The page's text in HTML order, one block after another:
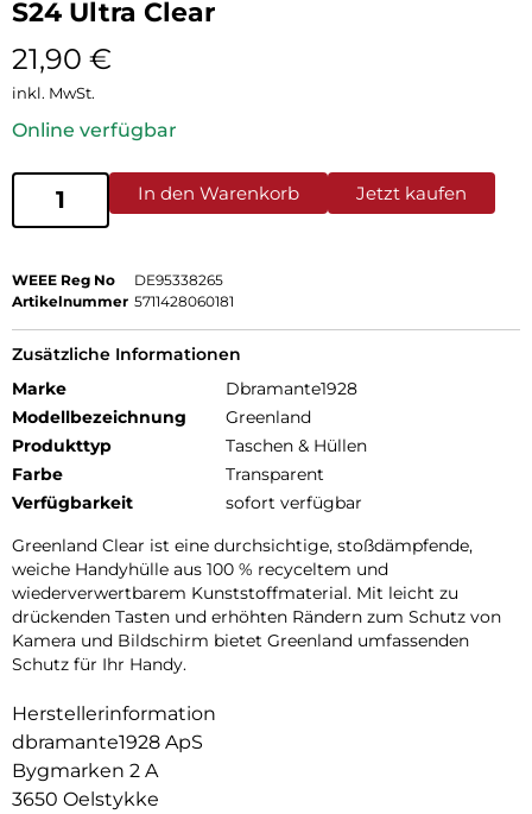
S24 Ultra Clear
21,90 €
inkl. MwSt.
Online verfügbar
In den Warenkorb Jetzt kaufen
WEEE Reg No
DE95338265
Artikelnummer 5711428060181
Zusätzliche Informationen
Marke
Dbramante1928
Modellbezeichnung
Greenland
Produkttyp
Taschen & Hüllen
Farbe
Transparent
Verfügbarkeit
sofort verfügbar
Greenland Clear ist eine durchsichtige, stoßdämpfende,
weiche Handyhülle aus 100 % recyceltem und
wiederverwertbarem Kunststoffmaterial. Mit leicht zu
drückenden Tasten und erhöhten Rändern zum Schutz von
Kamera und Bildschirm bietet Greenland umfassenden
Schutz für Ihr Handy.
Herstellerinformation
dbramante1928 ApS
Bygmarken 2 A
3650 Oelstykke